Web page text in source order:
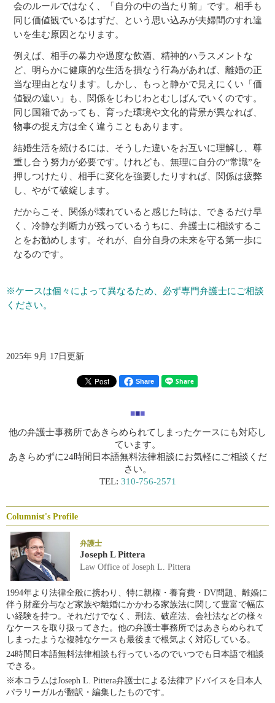
会のルールではなく、「自分の中の当たり前」です。相手も
同じ価値観でいるはずだ、という思い込みが夫婦間のすれ違
いを生む原因となります。
例えば、相手の暴力や過度な飲酒、精神的ハラスメントな
ど、明らかに健康的な生活を損なう行為があれば、離婚の正
当な理由となります。しかし、もっと静かで見えにくい「価
値観の違い」も、関係をじわじわとむしばんでいくのです。
同じ国籍であっても、育った環境や文化的背景が異なれば、
物事の捉え方は全く違うこともあります。
結婚生活を続けるには、そうした違いをお互いに理解し、尊
重し合う努力が必要です。けれども、無理に自分の“常識”を
押しつけたり、相手に変化を強要したりすれば、関係は疲弊
し、やがて破綻します。
だからこそ、関係が壊れていると感じた時は、できるだけ早
く、冷静な判断力が残っているうちに、弁護士に相談するこ
とをお勧めします。それが、自分自身の未来を守る第一歩に
なるのです。
※ケースは個々によって異なるため、必ず専門弁護士にご相談
ください。
2025年 9月 17日更新
Share
■■■
他の弁護士事務所であきらめられてしまったケースにも対応し
ています。
あきらめずに24時間日本語無料法律相談にお気軽にご相談くだ
さい。
TEL: 310-756-2571
Columnist's Profile
弁護士
Joseph L Pittera
Law Office of Joseph L. Pittera
1994年より法律全般に携わり、特に親権・養育費・DV問題、離婚に
伴う財産分与など家族や離婚にかかわる家族法に関して豊富で幅広
い経験を持つ。それだけでなく、刑法、破産法、会社法などの様々
なケースを取り扱ってきた。他の弁護士事務所ではあきらめられて
しまったような複雑なケースも最後まで根気よく対応している。
24時間日本語無料法律相談も行っているのでいつでも日本語で相談
できる。
※本コラムはJoseph L. Pittera弁護士による法律アドバイスを日本人
パラリーガルが翻訳・編集したものです。